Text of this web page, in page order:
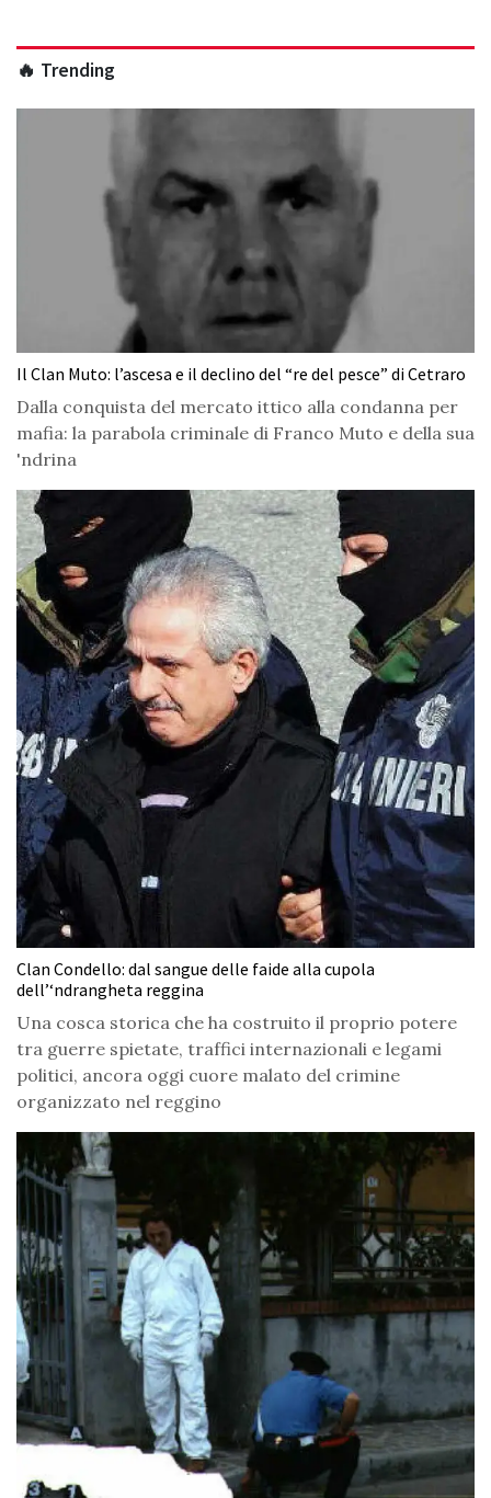
🔥 Trending
Il Clan Muto: l’ascesa e il declino del “re del pesce” di Cetraro
Dalla conquista del mercato ittico alla condanna per
mafia: la parabola criminale di Franco Muto e della sua
'ndrina
Clan Condello: dal sangue delle faide alla cupola
dell’‘ndrangheta reggina
Una cosca storica che ha costruito il proprio potere
tra guerre spietate, traffici internazionali e legami
politici, ancora oggi cuore malato del crimine
organizzato nel reggino